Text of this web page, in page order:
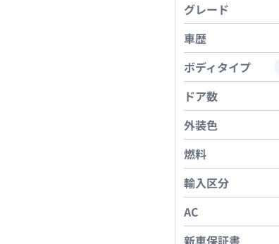
グレード
車歴
ボディタイプ
ドア数
外装色
燃料
輸入区分
AC
新車保証書